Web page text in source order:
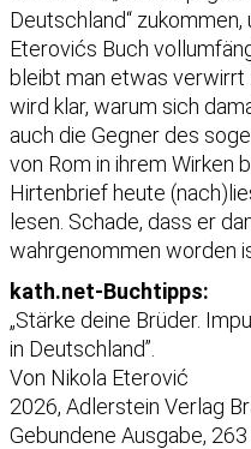
Deutschland“
Eterovićs Buch
bleibt man etwas verwirrt
wird klar, warum sich
auch die Gegner des
von Rom in ihrem Wirken
Hirtenbrief heute
lesen. Schade, dass er
wahrgenommen worden
kath.net-Buchtipps:
„Stärke deine Brüder.
in Deutschland”.
Von Nikola Eterović
2026, Adlerstein Verlag
Gebundene Ausgabe,